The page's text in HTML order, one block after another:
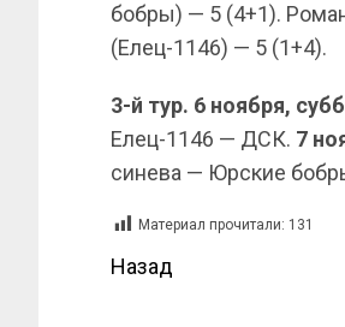
бобры) — 5 (4+1).
(Елец-1146) — 5 (1+4).
3-й тур. 6 ноября,
Елец-1146 — ДСК. 7
синева — Юрские
Материал прочитали: 131
Назад